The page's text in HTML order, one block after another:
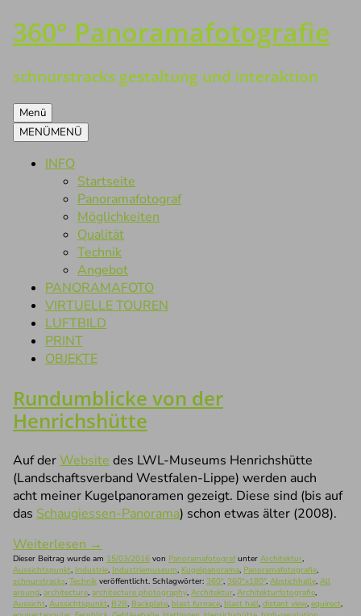
Zum
Inhalt
360° Panoramafotografie
schnurstracks gestaltung und interaktion
Menü
MENÜMENÜ
INFO
Startseite
Panoramafotograf
Möglichkeiten
Qualität
Technik
Angebot
PANORAMAFOTO
VIRTUELLE TOUREN
LUFTBILD
PRINT
OBJEKTE
Rundumblicke von der
Henrichshütte
Auf derWebsite des LWL-Museums Henrichshütte
(Landschaftsverband Westfalen-Lippe) werden auch
acht meiner Kugelpanoramen gezeigt. Diese sind (bis auf
das Schaugiessen-Panorama) schon etwas älter (2008).
Weiterlesen →
Dieser Beitrag wurde am 15/03/2016 von Panoramafotografunter Architektur,
Aussichtspunkt, Industrie, Industriemuseum, Kugelpanorama, Panoramafotografie,
schnurstracks, Technik veröffentlicht. Schlagwörter: 360°, 360°x180°, Abstichhalle, All
around, architecture, architecture photography, Architektur, Architekturfotografie,
Aussicht, Aussichtspunkt, B2B, Backplate, blast furnace, blast hall, distant view, equirect,